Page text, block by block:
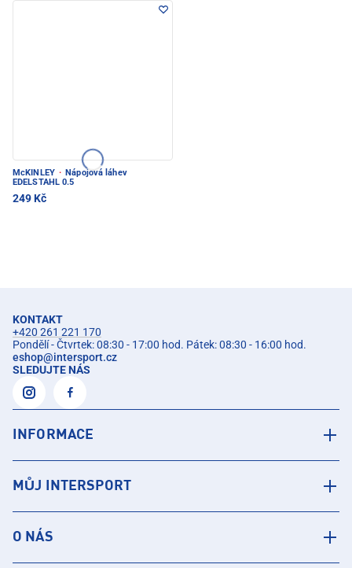
McKINLEY · Nápojová láhev
EDELSTAHL 0.5
249 Kč
KONTAKT
+420 261 221 170
Pondělí - Čtvrtek: 08:30 - 17:00 hod. Pátek: 08:30 - 16:00 hod.
eshop@intersport.cz
SLEDUJTE NÁS
INFORMACE
MŮJ INTERSPORT
O NÁS